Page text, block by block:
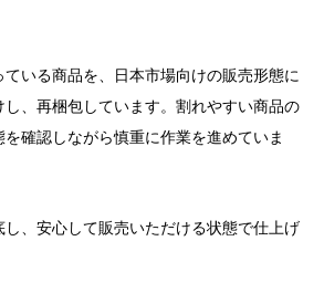
ている商品を、日本市場向けの販売形態に
、再梱包しています。割れやすい商品の
確認しながら慎重に作業を進めていま
、安心して販売いただける状態で仕上げ